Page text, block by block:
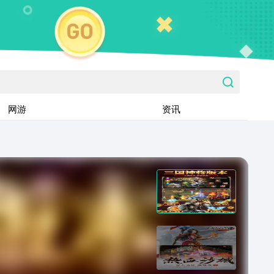
网游 资讯